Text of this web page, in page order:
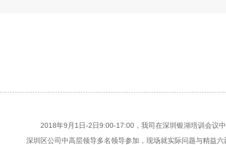
2018年9 月 1 日-2日9:00-17:00 ，我司在深圳银湖培训会议
深圳区公司中高层领导多名领导参加，现场就实际问题与精益